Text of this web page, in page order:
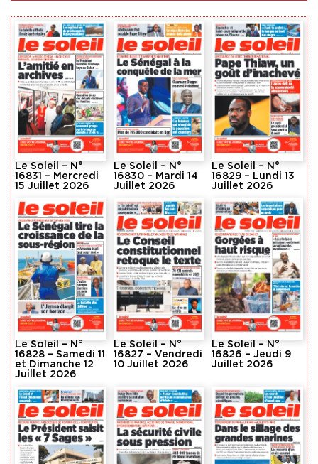
Le Soleil – N°
16831 – Mercredi
15 Juillet 2026
Le Soleil – N°
16830 – Mardi 14
Juillet 2026
Le Soleil – N°
16829 – Lundi 13
Juillet 2026
Le Soleil – N°
16828 – Samedi 11
et Dimanche 12
Juillet 2026
Le Soleil – N°
16827 – Vendredi
10 Juillet 2026
Le Soleil – N°
16826 – Jeudi 9
Juillet 2026